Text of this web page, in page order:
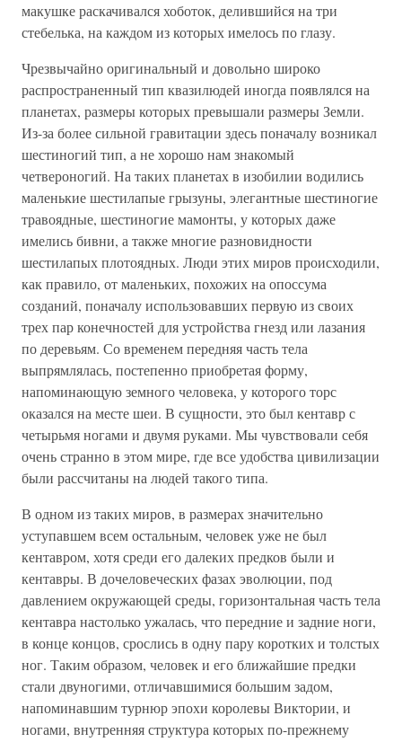
макушке раскачивался хоботок, делившийся на три
стебелька, на каждом из которых имелось по глазу.
Чрезвычайно оригинальный и довольно широко
распространенный тип квазилюдей иногда появлялся на
планетах, размеры которых превышали размеры Земли.
Из-за более сильной гравитации здесь поначалу возникал
шестиногий тип, а не хорошо нам знакомый
четвероногий. На таких планетах в изобилии водились
маленькие шестилапые грызуны, элегантные шестиногие
травоядные, шестиногие мамонты, у которых даже
имелись бивни, а также многие разновидности
шестилапых плотоядных. Люди этих миров происходили,
как правило, от маленьких, похожих на опоссума
созданий, поначалу использовавших первую из своих
трех пар конечностей для устройства гнезд или лазания
по деревьям. Со временем передняя часть тела
выпрямлялась, постепенно приобретая форму,
напоминающую земного человека, у которого торс
оказался на месте шеи. В сущности, это был кентавр с
четырьмя ногами и двумя руками. Мы чувствовали себя
очень странно в этом мире, где все удобства цивилизации
были рассчитаны на людей такого типа.
В одном из таких миров, в размерах значительно
уступавшем всем остальным, человек уже не был
кентавром, хотя среди его далеких предков были и
кентавры. В дочеловеческих фазах эволюции, под
давлением окружающей среды, горизонтальная часть тела
кентавра настолько ужалась, что передние и задние ноги,
в конце концов, срослись в одну пару коротких и толстых
ног. Таким образом, человек и его ближайшие предки
стали двуногими, отличавшимися большим задом,
напоминавшим турнюр эпохи королевы Виктории, и
ногами, внутренняя структура которых по-прежнему